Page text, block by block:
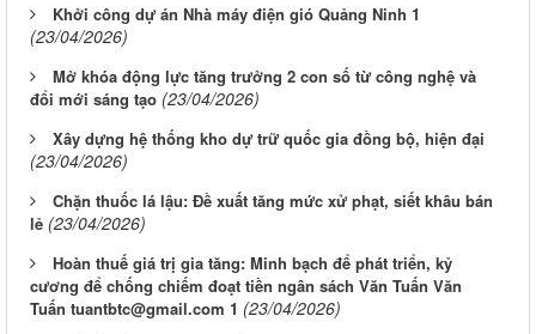
Khởi công dự án Nhà máy điện gió Quảng Ninh 1
(23/04/2026)
Mở khóa động lực tăng trưởng 2 con số từ công nghệ và
đổi mới sáng tạo (23/04/2026)
Xây dựng hệ thống kho dự trữ quốc gia đồng bộ, hiện đại
(23/04/2026)
Chặn thuốc lá lậu: Đề xuất tăng mức xử phạt, siết khâu bán
lẻ (23/04/2026)
Hoàn thuế giá trị gia tăng: Minh bạch để phát triển, kỷ
cương để chống chiếm đoạt tiền ngân sách Văn Tuấn Văn
Tuấn tuantbtc@gmail.com 1 (23/04/2026)